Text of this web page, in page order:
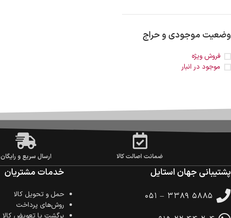
وضعیت موجودی و حراج
فروش ویژه
موجود در انبار
ضمانت اصالت کالا ارسال سریع و رایگان
پشتیبانی جهان استایل
۰۵۱ – ۳۳۸۹ ۵۸۸۵
خدمات مشتریان
حمل‌ و تحویل کالا
روش‌های پرداخت
برگشت یا تعویض کالا